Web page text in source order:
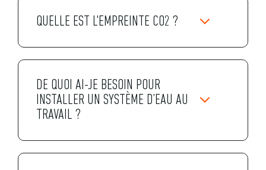
QUELLE EST L'EMPREINTE CO2 ?
DE QUOI AI-JE BESOIN POUR
INSTALLER UN SYSTÈME D’EAU AU
TRAVAIL ?